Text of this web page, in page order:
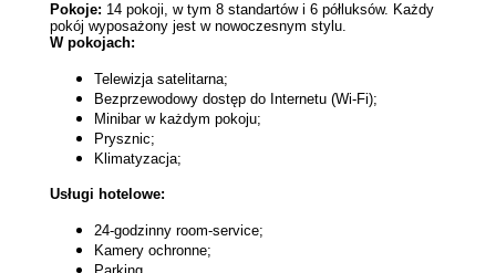
Pokoje: 14 pokoji, w tym 8 standartów i 6 półluksów. Każdy
pokój wyposażony jest w nowoczesnym stylu.
W pokojach:
Telewizja satelitarna;
Bezprzewodowy dostęp do Internetu (Wi-Fi);
Minibar w każdym pokoju;
Prysznic;
Klimatyzacja;
Usługi hotelowe:
24-godzinny room-service;
Kamery ochronne;